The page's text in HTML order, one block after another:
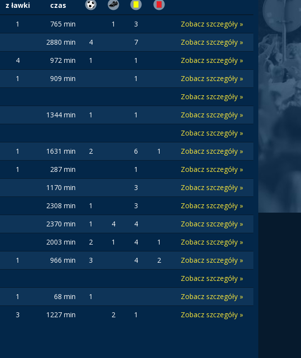
z ławki
czas
1 765 min 1 3
Zobacz szczegóły »
2880 min 4 7
Zobacz szczegóły »
4 972 min 1 1
Zobacz szczegóły »
1 909 min 1
Zobacz szczegóły »
Zobacz szczegóły »
1344 min 1 1
Zobacz szczegóły »
Zobacz szczegóły »
1 1631 min 2 6 1
Zobacz szczegóły »
1 287 min 1
Zobacz szczegóły »
1170 min 3
Zobacz szczegóły »
2308 min 1 3
Zobacz szczegóły »
2370 min 1 4 4
Zobacz szczegóły »
2003 min 2 1 4 1
Zobacz szczegóły »
1 966 min 3 4 2
Zobacz szczegóły »
Zobacz szczegóły »
1 68 min 1
Zobacz szczegóły »
3 1227 min 2 1 Zobacz szczegóły »